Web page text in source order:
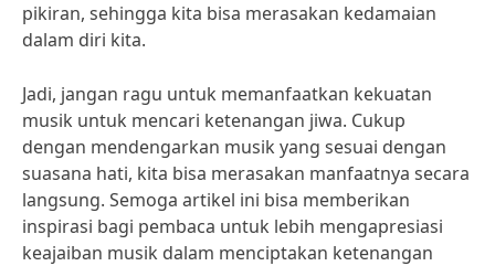
pikiran, sehingga kita bisa merasakan kedamaian
dalam diri kita.
Jadi, jangan ragu untuk memanfaatkan kekuatan
musik untuk mencari ketenangan jiwa. Cukup
dengan mendengarkan musik yang sesuai dengan
suasana hati, kita bisa merasakan manfaatnya secara
langsung. Semoga artikel ini bisa memberikan
inspirasi bagi pembaca untuk lebih mengapresiasi
keajaiban musik dalam menciptakan ketenangan